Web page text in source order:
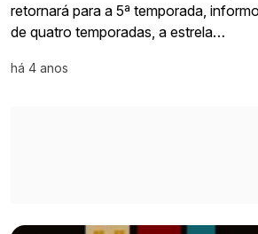
retornará para a 5ª temporada,
de quatro temporadas, a estrela…
há 4 anos